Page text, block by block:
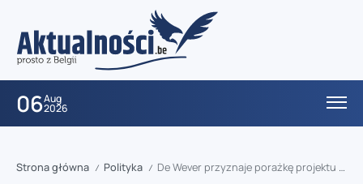
06Aug
2026
Strona główna / Polityka / De Wever przyznaje porażkę projektu podatkowego